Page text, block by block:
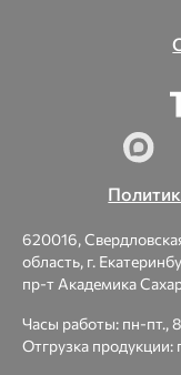
620016,
область, г.
пр-т Академика
Часы работы: пн-пт.,
Отгрузка